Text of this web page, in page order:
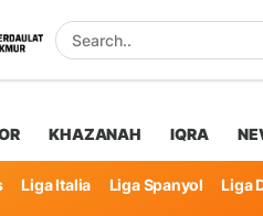
KHAZANAH IQRA
Liga Italia Liga Spanyol Liga